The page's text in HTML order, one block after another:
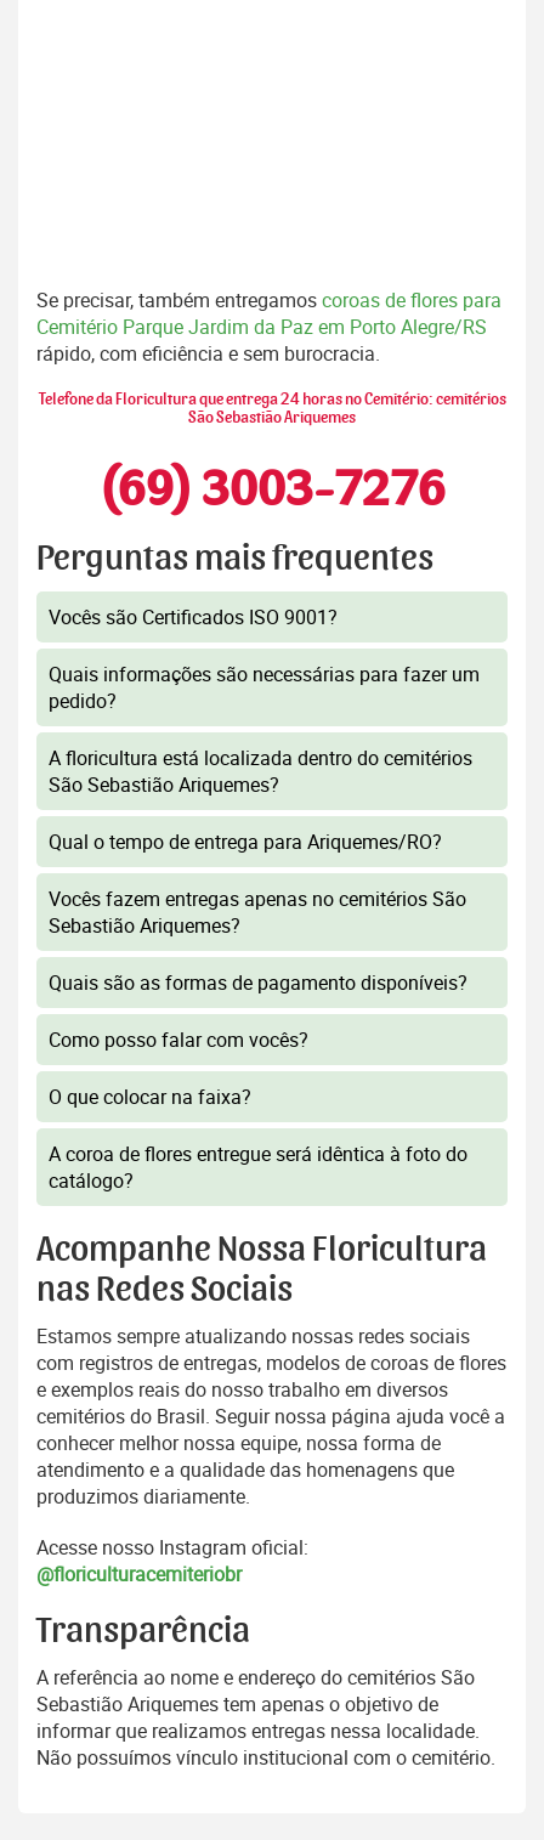
Se precisar, também entregamoscoroas de flores para
Cemitério Parque Jardim da Paz em Porto Alegre/RS
rápido, com eficiência e sem burocracia.
Telefone da Floricultura que entrega 24 horas no Cemitério: cemitérios
São Sebastião Ariquemes
(69) 3003-7276
Perguntas mais frequentes
Vocês são Certificados ISO 9001?
Quais informações são necessárias para fazer um
pedido?
A floricultura está localizada dentro do cemitérios
São Sebastião Ariquemes?
Qual o tempo de entrega para Ariquemes/RO?
Vocês fazem entregas apenas no cemitérios São
Sebastião Ariquemes?
Quais são as formas de pagamento disponíveis?
Como posso falar com vocês?
O que colocar na faixa?
A coroa de flores entregue será idêntica à foto do
catálogo?
Acompanhe Nossa Floricultura
nas Redes Sociais
Estamos sempre atualizando nossas redes sociais
com registros de entregas, modelos de coroas de flores
e exemplos reais do nosso trabalho em diversos
cemitérios do Brasil. Seguir nossa página ajuda você a
conhecer melhor nossa equipe, nossa forma de
atendimento e a qualidade das homenagens que
produzimos diariamente.
Acesse nosso Instagram oficial:
@floriculturacemiteriobr
Transparência
A referência ao nome e endereço do cemitérios São
Sebastião Ariquemes tem apenas o objetivo de
informar que realizamos entregas nessa localidade.
Não possuímos vínculo institucional com o cemitério.